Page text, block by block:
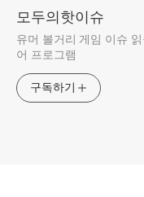
모두의핫이슈
유머 볼거리 게임 이슈
어 프로그램
구독하기